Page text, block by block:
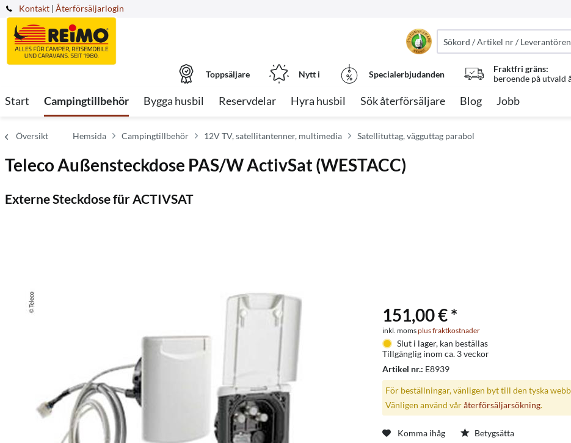
Kontakt | Återförsäljarlogin
Toppsäljare Nytt i Specialerbjudanden
Fraktfri gräns:
beroende på utvald
Start Campingtillbehör Bygga husbil Reservdelar Hyra husbil Sök återförsäljare Blog Jobb
Översikt Hemsida Campingtillbehör 12V TV, satellitantenner, multimedia Satellituttag, vägguttag parabol
Teleco Außensteckdose PAS/W ActivSat (WESTACC)
Externe Steckdose für ACTIVSAT
151,00 € *
inkl. momsplus fraktkostnader
Slut i lager, kan beställas
Tillgänglig inom ca. 3 veckor
Artikel nr.: E8939
För beställningar, vänligen byt till den tyska
Vänligen använd våråterförsäljarsökning.
Komma ihåg Betygsätta